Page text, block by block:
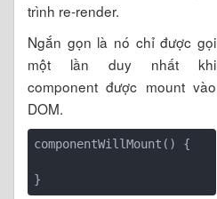
trình re-render.
Ngắn gọn là nó chỉ được gọi
một lần duy nhất khi
component được mount vào
DOM.
componentWillMount() {